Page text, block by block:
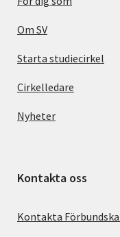
Om SV
Starta studiecirkel
Cirkelledare
Nyheter
Kontakta oss
Kontakta